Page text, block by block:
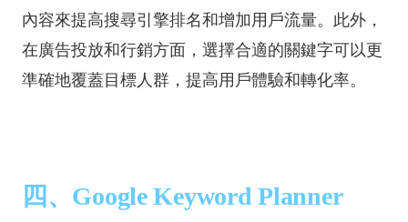
內容來提高搜尋引擎排名和增加用戶流量。此外，
在廣告投放和行銷方面，選擇合適的關鍵字可以更
準確地覆蓋目標人群，提高用戶體驗和轉化率。
四、Google Keyword Planner